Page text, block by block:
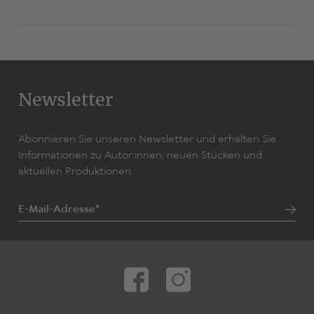
Newsletter
Abonnieren Sie unseren Newsletter und erhalten Sie
Informationen zu Autor:innen, neuen Stücken und
aktuellen Produktionen.
E-Mail-Adresse*